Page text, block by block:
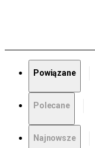
Powiązane
Polecane
Najnowsze